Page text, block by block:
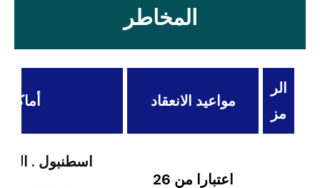
المخاطر
الر
مز
مواعيد الانعقاد أماكن
اعتبارا من 26
اسطنبول .